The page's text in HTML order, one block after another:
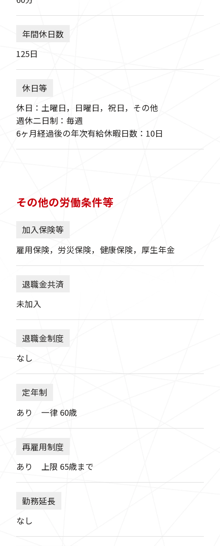
年間休日数
125日
休日等
休日：土曜日，日曜日，祝日，その他
週休二日制：毎週
6ヶ月経過後の年次有給休暇日数：10日
その他の労働条件等
加入保険等
雇用保険，労災保険，健康保険，厚生年金
退職金共済
未加入
退職金制度
なし
定年制
あり 一律 60歳
再雇用制度
あり 上限 65歳まで
勤務延長
なし